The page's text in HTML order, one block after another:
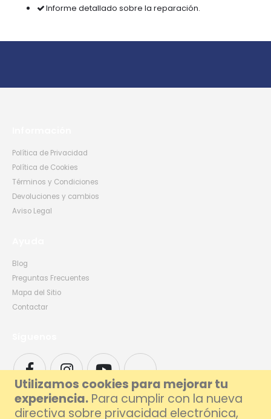
Utilizamos cookies para mejorar tu
experiencia. Para cumplir con la nueva
directiva sobre privacidad electrónica,
Informe detallado sobre la reparación.
Política de Privacidad
Política de Cookies
Términos y Condiciones
Devoluciones y cambios
Aviso Legal
Blog
Preguntas Frecuentes
Mapa del Sitio
Contactar